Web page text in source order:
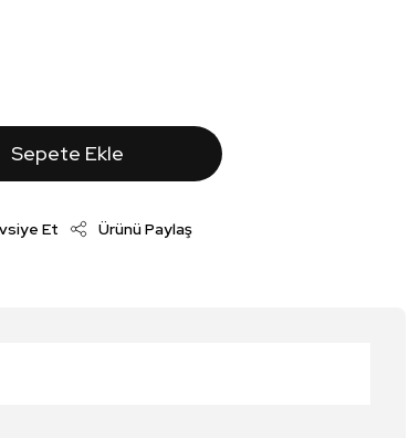
Sepete Ekle
Et Ürünü Paylaş